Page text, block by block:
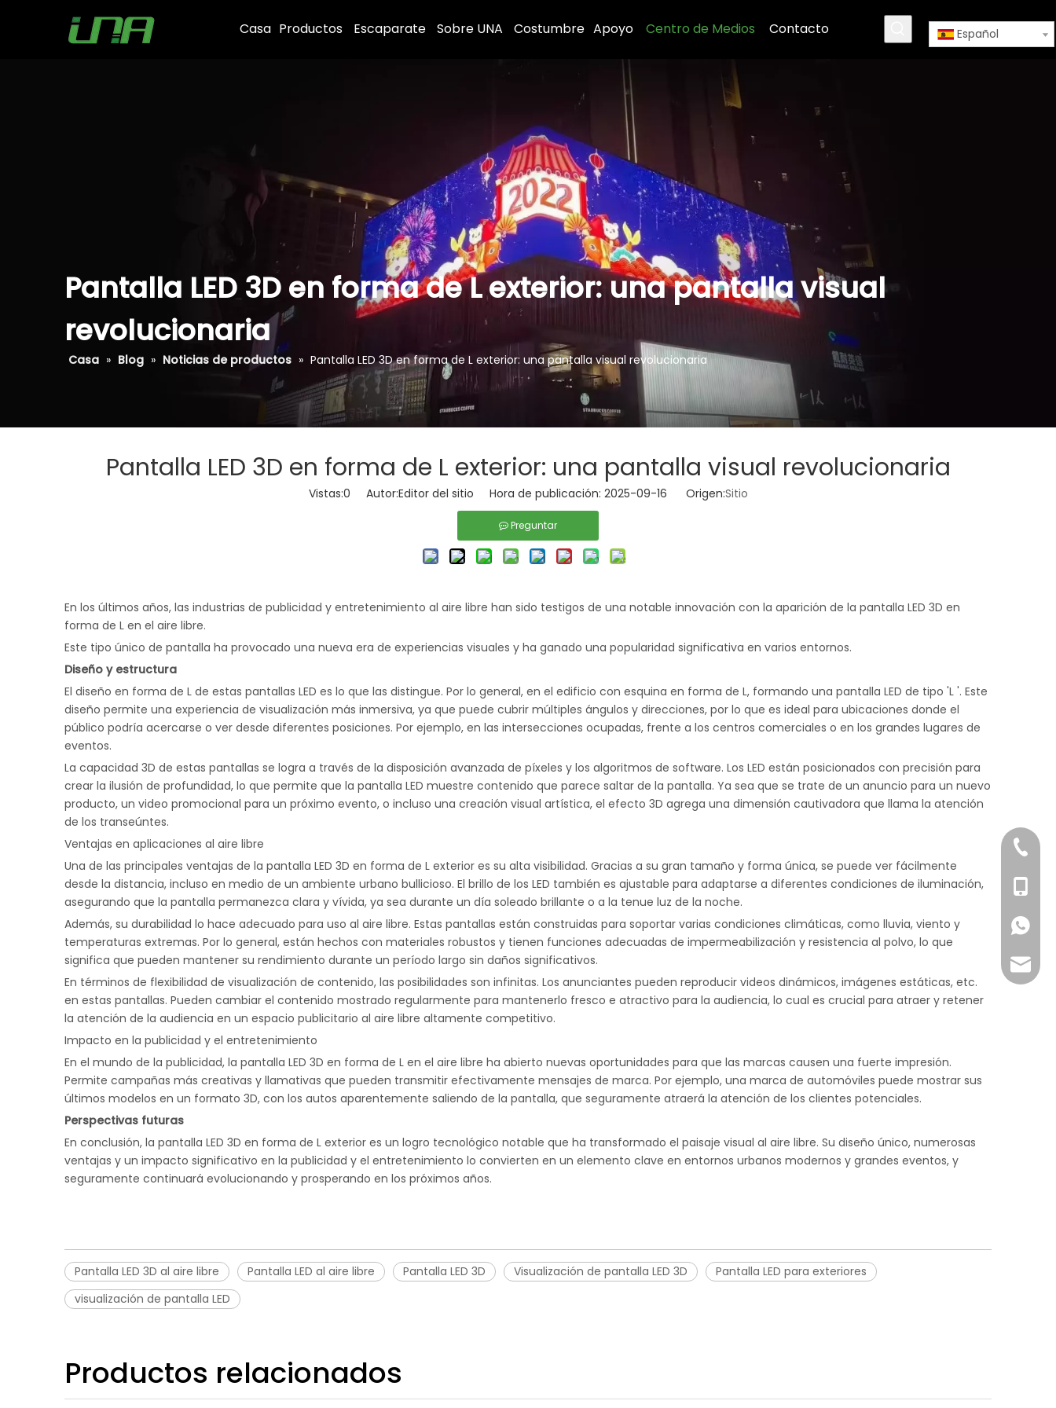
Casa Productos Escaparate Sobre UNA Costumbre Apoyo Centro de Medios Contacto Español
Pantalla LED 3D en forma de L exterior: una pantalla visual
revolucionaria
Casa » Blog » Noticias de productos » Pantalla LED 3D en forma de L exterior: una pantalla visual revolucionaria
Pantalla LED 3D en forma de L exterior: una pantalla visual revolucionaria
Vistas:0 Autor:Editor del sitio Hora de publicación: 2025-09-16 Origen:Sitio
Preguntar
En los últimos años, las industrias de publicidad y entretenimiento al aire libre han sido testigos de una notable innovación con la aparición de la pantalla LED 3D en
forma de L en el aire libre.
Este tipo único de pantalla ha provocado una nueva era de experiencias visuales y ha ganado una popularidad significativa en varios entornos.
Diseño y estructura
El diseño en forma de L de estas pantallas LED es lo que las distingue. Por lo general, en el edificio con esquina en forma de L, formando una pantalla LED de tipo 'L '. Este
diseño permite una experiencia de visualización más inmersiva, ya que puede cubrir múltiples ángulos y direcciones, por lo que es ideal para ubicaciones donde el
público podría acercarse o ver desde diferentes posiciones. Por ejemplo, en las intersecciones ocupadas, frente a los centros comerciales o en los grandes lugares de
eventos.
La capacidad 3D de estas pantallas se logra a través de la disposición avanzada de píxeles y los algoritmos de software. Los LED están posicionados con precisión para
crear la ilusión de profundidad, lo que permite que la pantalla LED muestre contenido que parece saltar de la pantalla. Ya sea que se trate de un anuncio para un nuevo
producto, un video promocional para un próximo evento, o incluso una creación visual artística, el efecto 3D agrega una dimensión cautivadora que llama la atención
de los transeúntes.
Ventajas en aplicaciones al aire libre
Una de las principales ventajas de la pantalla LED 3D en forma de L exterior es su alta visibilidad. Gracias a su gran tamaño y forma única, se puede ver fácilmente
desde la distancia, incluso en medio de un ambiente urbano bullicioso. El brillo de los LED también es ajustable para adaptarse a diferentes condiciones de iluminación,
asegurando que la pantalla permanezca clara y vívida, ya sea durante un día soleado brillante o a la tenue luz de la noche.
Además, su durabilidad lo hace adecuado para uso al aire libre. Estas pantallas están construidas para soportar varias condiciones climáticas, como lluvia, viento y
temperaturas extremas. Por lo general, están hechos con materiales robustos y tienen funciones adecuadas de impermeabilización y resistencia al polvo, lo que
significa que pueden mantener su rendimiento durante un período largo sin daños significativos.
En términos de flexibilidad de visualización de contenido, las posibilidades son infinitas. Los anunciantes pueden reproducir videos dinámicos, imágenes estáticas, etc.
en estas pantallas. Pueden cambiar el contenido mostrado regularmente para mantenerlo fresco e atractivo para la audiencia, lo cual es crucial para atraer y retener
la atención de la audiencia en un espacio publicitario al aire libre altamente competitivo.
Impacto en la publicidad y el entretenimiento
En el mundo de la publicidad, la pantalla LED 3D en forma de L en el aire libre ha abierto nuevas oportunidades para que las marcas causen una fuerte impresión.
Permite campañas más creativas y llamativas que pueden transmitir efectivamente mensajes de marca. Por ejemplo, una marca de automóviles puede mostrar sus
últimos modelos en un formato 3D, con los autos aparentemente saliendo de la pantalla, que seguramente atraerá la atención de los clientes potenciales.
Perspectivas futuras
En conclusión, la pantalla LED 3D en forma de L exterior es un logro tecnológico notable que ha transformado el paisaje visual al aire libre. Su diseño único, numerosas
ventajas y un impacto significativo en la publicidad y el entretenimiento lo convierten en un elemento clave en entornos urbanos modernos y grandes eventos, y
seguramente continuará evolucionando y prosperando en los próximos años.
Pantalla LED 3D al aire libre Pantalla LED al aire libre Pantalla LED 3D Visualización de pantalla LED 3D
Pantalla LED para exteriores
visualización de pantalla LED
Productos relacionados
+86-
+86-